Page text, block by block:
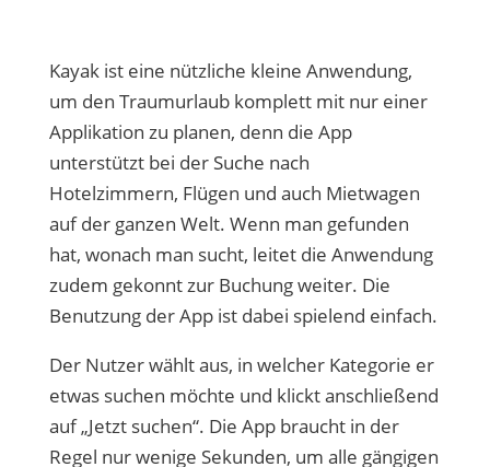
Kayak ist eine nützliche kleine Anwendung,
um den Traumurlaub komplett mit nur einer
Applikation zu planen, denn die App
unterstützt bei der Suche nach
Hotelzimmern, Flügen und auch Mietwagen
auf der ganzen Welt. Wenn man gefunden
hat, wonach man sucht, leitet die Anwendung
zudem gekonnt zur Buchung weiter. Die
Benutzung der App ist dabei spielend einfach.
Der Nutzer wählt aus, in welcher Kategorie er
etwas suchen möchte und klickt anschließend
auf „Jetzt suchen“. Die App braucht in der
Regel nur wenige Sekunden, um alle gängigen